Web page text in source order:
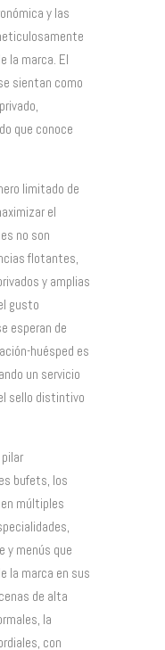
y las
la marca. El
sientan como
que conoce
limitado de
el
no son
flotantes,
y amplias
gusto
esperan de
huésped es
un servicio
sello distintivo
bufets, los
múltiples
y menús que
la marca en sus
de alta
la
con